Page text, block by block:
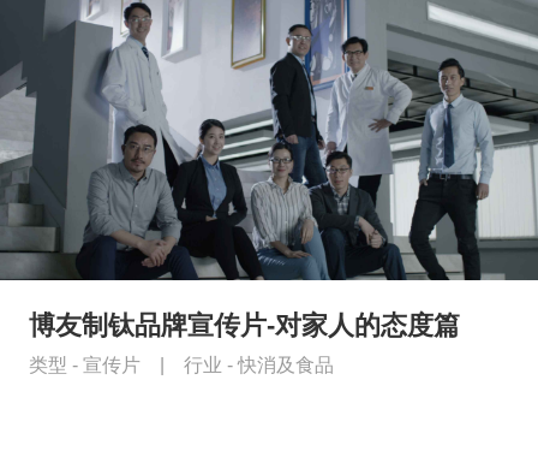
博友制钛品牌宣传片-对家人的态度篇
类型 - 宣传片 行业 -快消及食品